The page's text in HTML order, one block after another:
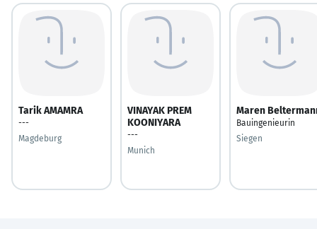
Tarik AMAMRA
---
Magdeburg
VINAYAK PREM
KOONIYARA
---
Munich
Maren
Bauingenieurin
Siegen